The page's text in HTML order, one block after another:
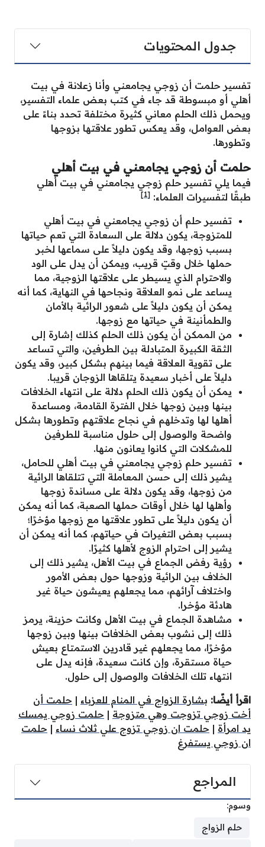
جدول المحتويات
تفسير حلمت أن زوجي يجامعني وأنا زعلانة في بيت
أهلي أو مبسوطة قد جاء في كتب بعض علماء التفسير،
ويحمل ذلك الحلم معاني كثيرة مختلفة تحدد بناءً على
بعض العوامل، وقد يعكس تطور علاقتها بزوجها
وتطورها.
حلمت أن زوجي يجامعني في بيت أهلي
فيما يلي تفسير حلم زوجي يجامعني في بيت أهلي
طبقًا لتفسيرات العلماء: [1]
تفسير حلم أن زوجي يجامعني في بيت أهلي
للمتزوجة، يكون دلالة على السعادة التي تعم حياتها
بسبب زوجها، وقد يكون دليلاً على سماعها لخبر
حملها خلال وقتٍ قريب، ويمكن أن يدل على الود
والاحترام الذي يسيطر على علاقتها الزوجية، مما
يساعد على نمو العلاقة ونجاحها في النهاية، كما أنه
يمكن أن يكون دليلاً على شعور الرائية بالأمان
والطمأنينة في حياتها مع زوجها.
من الممكن أن يكون ذلك الحلم كذلك إشارة إلى
الثقة الكبيرة المتبادلة بين الطرفين، والتي تساعد
على تقوية العلاقة فيما بينهم بشكل كبير، وقد يكون
دليلاً على أخبار سعيدة يتلقاها الزوجان قريبا.
يمكن أن يكون ذلك الحلم دلالة على انتهاء الخلافات
بينها وبين زوجها خلال الفترة القادمة، ومساعدة
أهلها لها وتدخلهم في نجاح علاقتهم وتطورها بشكل
واضحة والوصول إلى حلول مناسبة للطرفين
للمشكلات التي كانوا يعانون منها.
تفسير حلم زوجي يجامعني في بيت أهلي للحامل،
يشير ذلك إلى حسن المعاملة التي تتلقاها الرائية
من زوجها، وقد يكون دلالة على مساندة زوجها
وأهلها لها خلال أوقات حملها الصعبة، كما أنه يمكن
أن يكون دليلاً على تطور علاقتها مع زوجها مؤخرًا؛
بسبب بعض التغيرات في حياتهم، كما أنه يمكن أن
يشير إلى احترام الزوج لأهلها كثيرًا.
رؤية رفض الجماع في بيت الأهل، يشير ذلك إلى
الخلاف بين الرائية وزوجها حول بعض الأمور
واختلاف آرائهم، مما يجعلهم يعيشون حياة غير
هادئة مؤخرا.
مشاهدة الجماع في بيت الأهل وكانت حزينة، يرمز
ذلك إلى نشوب بعض الخلافات بينها وبين زوجها
مؤخرًا، مما يجعلهم غير قادرين الاستمتاع بعيش
حياة مستقرة، وإن كانت سعيدة، فإنه يدل على
انتهاء تلك الخلافات والوصول إلى حلول.
اقرأ أيضًا: بشارة الزواج في المنام للعزباء | حلمت أن
أخت زوجي تزوجت وهي متزوجة | حلمت زوجي يمسك
يد امرأة | حلمت ان زوجي تزوج علي ثلاث نساء | حلمت
ان زوجي يستفرغ
المراجع
وسوم:
حلم الزواج